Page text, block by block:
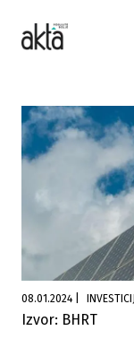
08.01.2024
Izvor: BHRT